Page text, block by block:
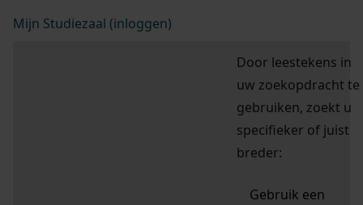
Mijn Studiezaal (inloggen)
Door leestekens in
uw zoekopdracht te
gebruiken, zoekt u
specifieker of juist
breder:
Gebruik een